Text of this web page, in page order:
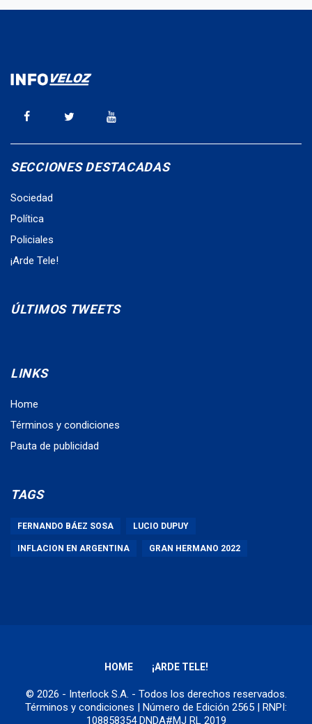
SECCIONES DESTACADAS
Sociedad
Política
Policiales
¡Arde Tele!
ÚLTIMOS TWEETS
LINKS
Home
Términos y condiciones
Pauta de publicidad
TAGS
FERNANDO BÁEZ SOSA LUCIO DUPUY
INFLACION EN ARGENTINA GRAN HERMANO 2022
HOME ¡ARDE TELE!
© 2026 - Interlock S.A. - Todos los derechos reservados.
Términos y condiciones | Número de Edición 2565 | RNPI:
108858354 DNDA#MJ RL 2019